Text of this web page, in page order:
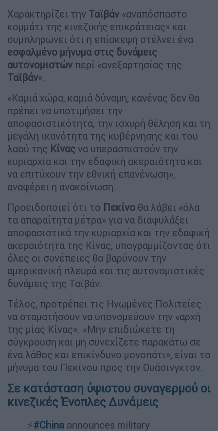
Χαρακτηρίζει την Ταϊβάν «αναπόσπαστο
κομμάτι της κινεζικής επικράτειας» και
συμπληρώνει ότι η επίσκεψη στέλνει ένα
εσφαλμένο μήνυμα στις δυνάμεις
αυτονομιστών περί «ανεξαρτησίας της
Ταϊβάν».
«Καμιά χώρα, καμιά δύναμη, κανένας δεν θα
πρέπει να υποτιμήσει την
αποφασιστικότητα, την ισχυρή θέληση και τη
μεγάλη ικανότητα της κυβέρνησης και του
λαού της Κίνας να υπερασπιστούν την
κυριαρχία και την εδαφική ακεραιότητα και
να επιτύχουν την εθνική επανένωση»,
αναφέρει η ανακοίνωση.
Προειδοποιεί ότι το Πεκίνο θα λάβει «όλα
τα απαραίτητα μέτρα» για να διαφυλάξει
αποφασιστικά την κυριαρχία και την εδαφική
ακεραιότητα της Κίνας, υπογραμμίζοντας ότι
όλες οι συνέπειες θα βαρύνουν την
αμερικανική πλευρά και τις αυτονομιστικές
δυνάμεις της Ταϊβάν.
Τέλος, προτρέπει τις Ηνωμένες Πολιτείες
να σταματήσουν να υπονομεύουν την «αρχή
της μίας Κίνας». «Μην επιδιώκετε τη
σύγκρουση και μη συνεχίζετε παρακάτω σε
ένα λάθος και επικίνδυνο μονοπάτι», είναι το
μήνυμα του Πεκίνου προς την Ουάσινγκτον.
Σε κατάσταση ύψιστου συναγερμού οι
κινεζικές Ένοπλες Δυνάμεις
⚡️#China announces military